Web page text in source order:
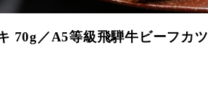
70g／A5等級飛騨牛ビーフカツ